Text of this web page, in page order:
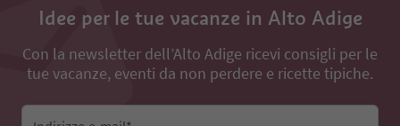
Idee per le tue vacanze in Alto Adige
Con la newsletter dell’Alto Adige ricevi consigli per le
tue vacanze, eventi da non perdere e ricette tipiche.